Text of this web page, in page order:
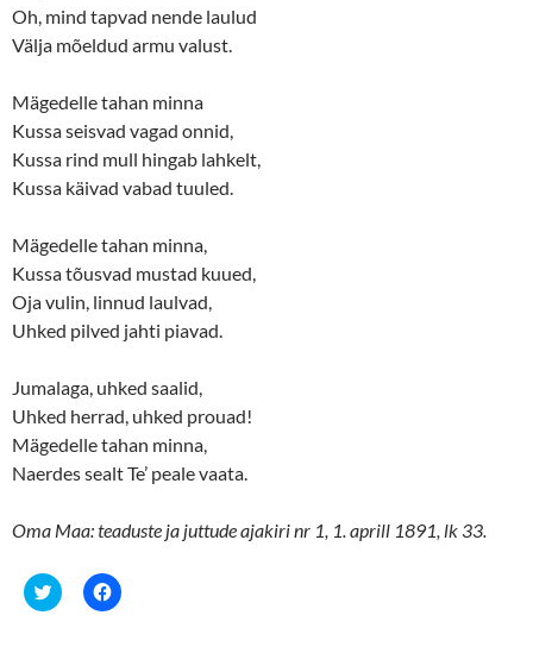
Oh, mind tapvad nende laulud
Välja mõeldud armu valust.
Mägedelle tahan minna
Kussa seisvad vagad onnid,
Kussa rind mull hingab lahkelt,
Kussa käivad vabad tuuled.
Mägedelle tahan minna,
Kussa tõusvad mustad kuued,
Oja vulin, linnud laulvad,
Uhked pilved jahti piavad.
Jumalaga, uhked saalid,
Uhked herrad, uhked prouad!
Mägedelle tahan minna,
Naerdes sealt Te’ peale vaata.
Oma Maa: teaduste ja juttude ajakiri nr 1, 1. aprill 1891, lk 33.
C
l
C
l